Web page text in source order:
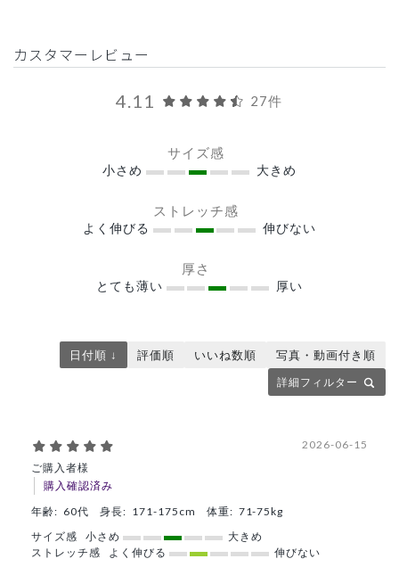
カスタマーレビュー
4.11 27件
サイズ感
小さめ 大きめ
ストレッチ感
よく伸びる 伸びない
厚さ
とても薄い 厚い
詳細フィルター
日付順 ↓ 評価順 いいね数順 写真・動画付き順
ご購入者様
購入確認済み
2026-06-15
年齢: 60代 身長: 171-175cm 体重: 71-75kg
サイズ感
小さめ
大きめ
ストレッチ感
よく伸びる 伸びない